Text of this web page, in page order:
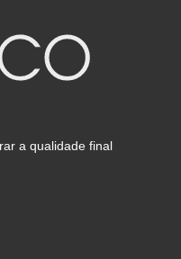
a qualidade final